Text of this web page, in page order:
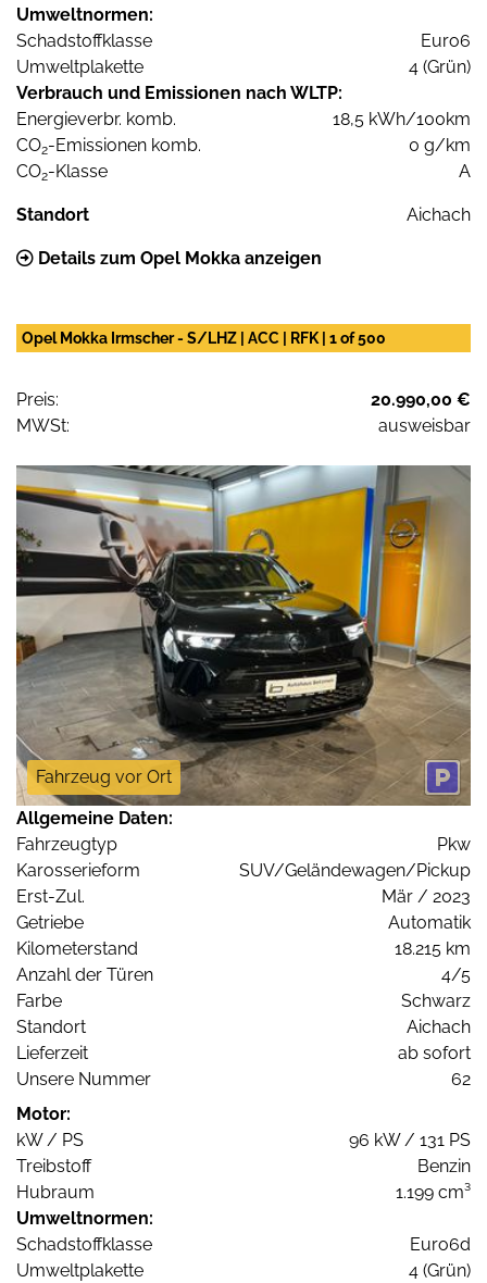
Umweltnormen:
Schadstoffklasse
Euro6
Umweltplakette
4 (Grün)
Verbrauch und Emissionen nach WLTP:
Energieverbr. komb.
18,5 kWh/100km
CO2-Emissionen komb.
0 g/km
CO2-Klasse A
Standort Aichach
Details zum Opel Mokka anzeigen
Opel Mokka Irmscher - S/LHZ | ACC | RFK | 1 of 500
Preis:
20.990,00 €
MWSt:
ausweisbar
Fahrzeug vor Ort
Allgemeine Daten:
Fahrzeugtyp
Pkw
Karosserieform
SUV/Geländewagen/Pickup
Erst-Zul.
Mär / 2023
Getriebe
Automatik
Kilometerstand
18.215 km
Anzahl der Türen
4/5
Farbe
Schwarz
Standort
Aichach
Lieferzeit
ab sofort
Unsere Nummer
62
Motor:
kW / PS
96 kW / 131 PS
Treibstoff
Benzin
Hubraum
1.199 cm³
Umweltnormen:
Schadstoffklasse
Euro6d
Umweltplakette
4 (Grün)